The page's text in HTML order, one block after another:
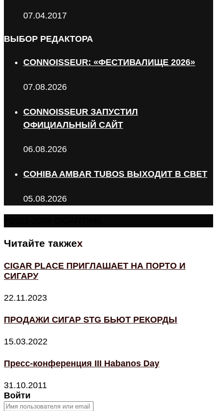
07.04.2017
ВЫБОР РЕДАКТОРА
CONNOISSEUR: «ФЕСТИВАЛИЩЕ 2026»
07.08.2026
CONNOISSEUR ЗАПУСТИЛ
ОФИЦИАЛЬНЫЙ САЙТ
06.08.2026
COHIBA AMBAR TUBOS ВЫХОДИТ В СВЕТ
05.08.2026
Читайте такжеx
CIGAR PLACE ПРИГЛАШАЕТ НА ПОРТО И
СИГАРУ
22.11.2023
ПРОДАЖИ СИГАР STG БЬЮТ РЕКОРДЫ
15.03.2022
Пресс-конференция III Habanos Day
31.10.2011
Войти